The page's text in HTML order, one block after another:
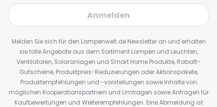
Anmelden
Melden Sie sich für den Lampenwelt.de Newsletter an und erhalten
sie tolle Angebote aus dem Sortiment Lampen und Leuchten,
Ventilatoren, Solaranlagen und Smart Home Produkte, Rabatt-
Gutscheine, Produktpreis-Reduzierungen oder Aktionspakete,
Produktempfehlungen und -vorstellungen sowie Inhalte von
möglichen Kooperationspartnern und Umfragen sowie Anfragen für
Kaufbewertungen und Weiterempfehlungen. Eine Abmeldung ist